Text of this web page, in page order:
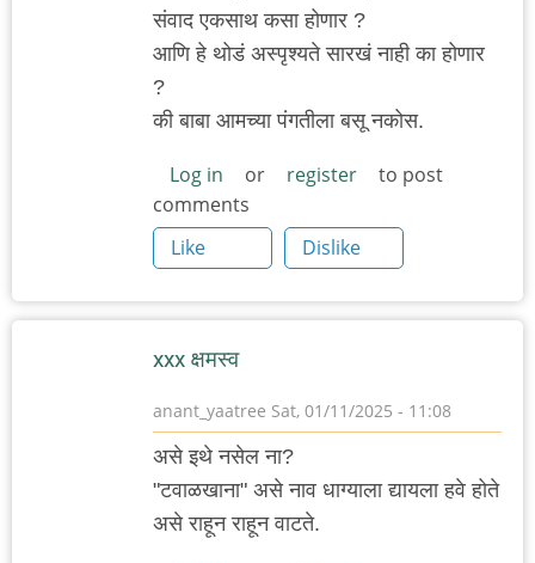
संवाद एकसाथ कसा होणार ?
आणि हे थोडं अस्पृश्यते सारखं नाही का होणार
?
की बाबा आमच्या पंगतीला बसू नकोस.
Log in or register
to post
comments
Like
Dislike
xxx क्षमस्व
anant_yaatree Sat, 01/11/2025 - 11:08
असे इथे नसेल ना?
"टवाळखाना" असे नाव धाग्याला द्यायला हवे होते
असे राहून राहून वाटते.